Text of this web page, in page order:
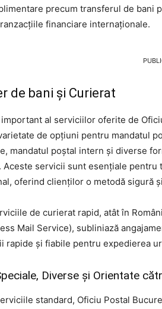
precum transferul de bani
financiare internaționale.
de bani și Curierat
al serviciilor oferite de
de opțiuni pentru mandatul
mandatul poștal intern și diverse
Aceste servicii sunt esențiale pentru
oferind clienților o metodă sigură
de curierat rapid, atât în
Mail Service), subliniază
rapide și fiabile pentru expedierea
Diverse și Orientate
standard, Oficiu Postal